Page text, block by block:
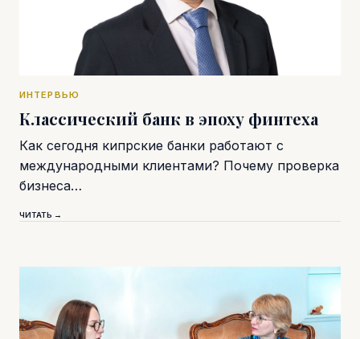
ИНТЕРВЬЮ
Классический банк в эпоху финтеха
Как сегодня кипрские банки работают с
международными клиентами? Почему проверка
бизнеса…
ЧИТАТЬ →